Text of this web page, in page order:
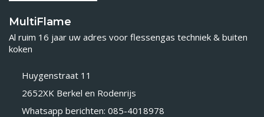
MultiFlame
Al ruim 16 jaar uw adres voor flessengas techniek & buiten
koken
Huygenstraat 11
2652XK Berkel en Rodenrijs
Whatsapp berichten: 085-4018978